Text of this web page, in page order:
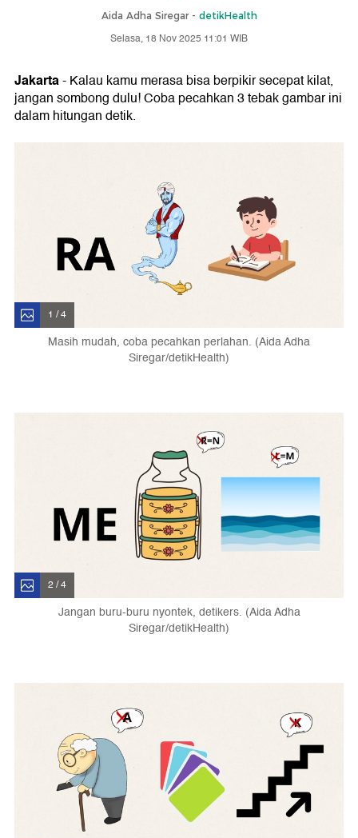
Aida Adha Siregar - detikHealth
Selasa, 18 Nov 2025 11:01 WIB
Jakarta- Kalau kamu merasa bisa berpikir secepat kilat,
jangan sombong dulu! Coba pecahkan 3 tebak gambar ini
dalam hitungan detik.
1 / 4
Masih mudah, coba pecahkan perlahan. (Aida Adha
Siregar/detikHealth)
2 / 4
Jangan buru-buru nyontek, detikers. (Aida Adha
Siregar/detikHealth)